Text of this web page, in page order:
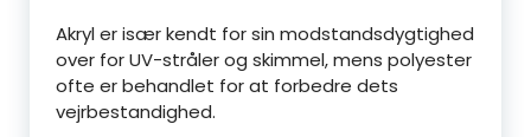
Akryl er især kendt for sin modstandsdygtighed
over for UV-stråler og skimmel, mens polyester
ofte er behandlet for at forbedre dets
vejrbestandighed.